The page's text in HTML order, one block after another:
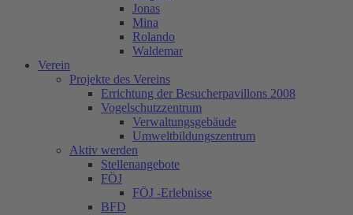
Jonas
Mina
Rolando
Waldemar
Verein
Projekte des Vereins
Errichtung der Besucherpavillons 2008
Vogelschutzzentrum
Verwaltungsgebäude
Umweltbildungszentrum
Aktiv werden
Stellenangebote
FÖJ
FÖJ -Erlebnisse
BFD